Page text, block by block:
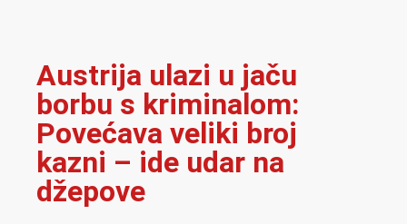
Austrija ulazi u jaču
borbu s kriminalom:
Povećava veliki broj
kazni – ide udar na
džepove